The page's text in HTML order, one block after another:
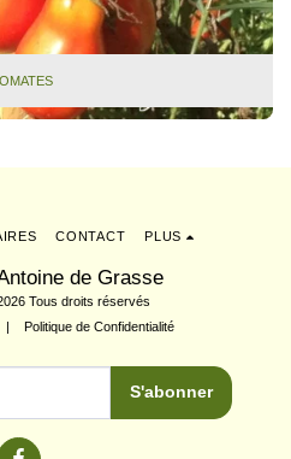
de Grasse
Tous droits réservés
| Politique de Confidentialité
CONTACT PLUS
S'abonner